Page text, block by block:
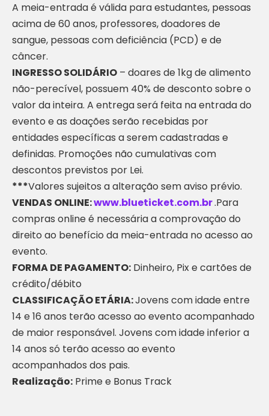
A meia-entrada é válida para estudantes, pessoas
acima de 60 anos, professores, doadores de
sangue, pessoas com deficiência (PCD) e de
câncer.
INGRESSO SOLIDÁRIO – doares de 1kg de alimento
não-perecível, possuem 40% de desconto sobre o
valor da inteira. A entrega será feita na entrada do
evento e as doações serão recebidas por
entidades específicas a serem cadastradas e
definidas. Promoções não cumulativas com
descontos previstos por Lei.
***Valores sujeitos a alteração sem aviso prévio.
VENDAS ONLINE:www.blueticket.com.br.Para
compras online é necessária a comprovação do
direito ao benefício da meia-entrada no acesso ao
evento.
FORMA DE PAGAMENTO: Dinheiro, Pix e cartões de
crédito/débito
CLASSIFICAÇÃO ETÁRIA:Jovens com idade entre
14 e 16 anos terão acesso ao evento acompanhado
de maior responsável. Jovens com idade inferior a
14 anos só terão acesso ao evento
acompanhados dos pais.
Realização: Prime e Bonus Track